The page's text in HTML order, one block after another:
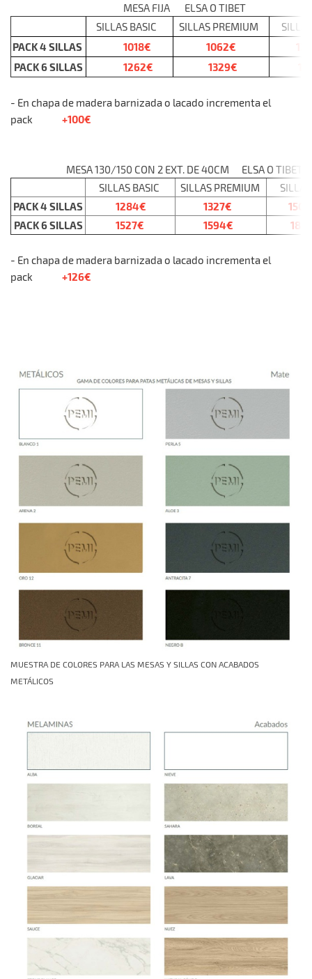
MESA FIJA ELSA O TIBET
SILLAS BASIC
SILLAS PREMIUM
PACK 4 SILLAS 1018€ 1062€
PACK 6 SILLAS
1262€ 1329€
- En chapa de madera barnizada o lacado incrementa el
pack
+100€
MESA 130/150 CON 2 EXT. DE 40CM ELSA O TIBET
SILLAS BASIC
SILLAS PREMIUM SILLAS
PACK 4 SILLAS 1284€ 1327€
PACK 6 SILLAS
1527€ 1594€
- En chapa de madera barnizada o lacado incrementa el
pack
+126€
MUESTRA DE COLORES PARA LAS MESAS Y SILLAS CON ACABADOS
METÁLICOS